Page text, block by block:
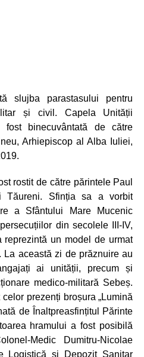
slujba parastasului pentru
și civil. Capela Unității
binecuvântată de către
Arhiepiscop al Alba Iuliei,
rostit de către părintele Paul
Tăureni. Sfinția sa a vorbit
a Sfântului Mare Mucenic
din secolele III-IV,
un model de urmat
această zi de prăznuire au
ai unității, precum și
medico-militară Sebeș.
prezenți broșura „Lumină
de Înaltpreasfințitul Părinte
hramului a fost posibilă
Medic Dumitru-Nicolae
Logistică și Depozit Sanitar